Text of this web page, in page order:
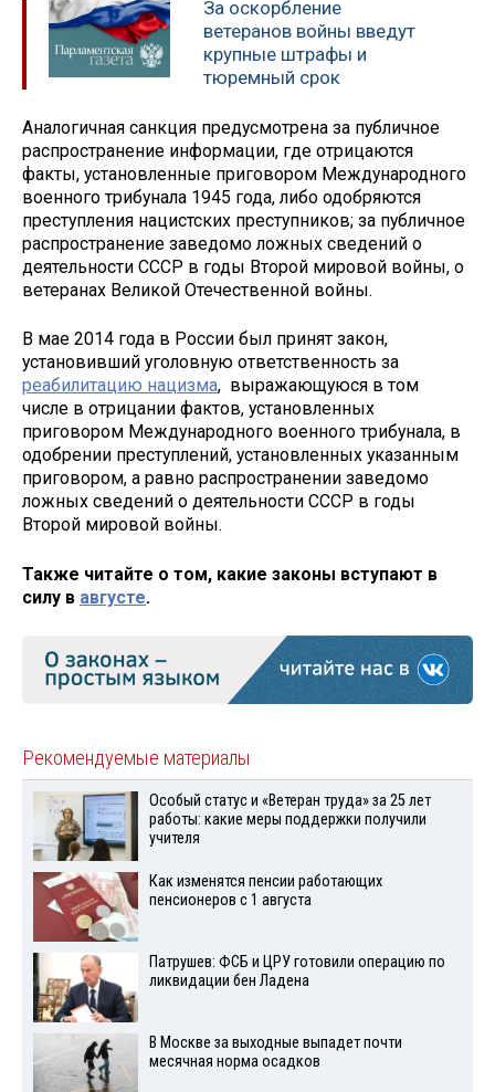
За оскорбление
ветеранов войны введут
крупные штрафы и
тюремный срок
Аналогичная санкция предусмотрена за публичное
распространение информации, где отрицаются
факты, установленные приговором Международного
военного трибунала 1945 года, либо одобряются
преступления нацистских преступников; за публичное
распространение заведомо ложных сведений о
деятельности СССР в годы Второй мировой войны, о
ветеранах Великой Отечественной войны.
В мае 2014 года в России был принят закон,
установивший уголовную ответственность за
реабилитацию нацизма, выражающуюся в том
числе в отрицании фактов, установленных
приговором Международного военного трибунала, в
одобрении преступлений, установленных указанным
приговором, а равно распространении заведомо
ложных сведений о деятельности СССР в годы
Второй мировой войны.
Также читайте о том, какие законы вступают в
силу в августе.
Рекомендуемые материалы
Особый статус и «Ветеран труда» за 25 лет
работы: какие меры поддержки получили
учителя
Как изменятся пенсии работающих
пенсионеров с 1 августа
Патрушев: ФСБ и ЦРУ готовили операцию по
ликвидации бен Ладена
В Москве за выходные выпадет почти
месячная норма осадков